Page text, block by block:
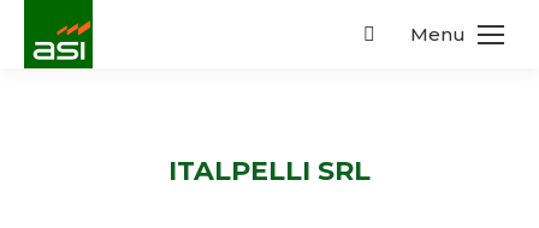
Menu
Search:
ITALPELLI SRL